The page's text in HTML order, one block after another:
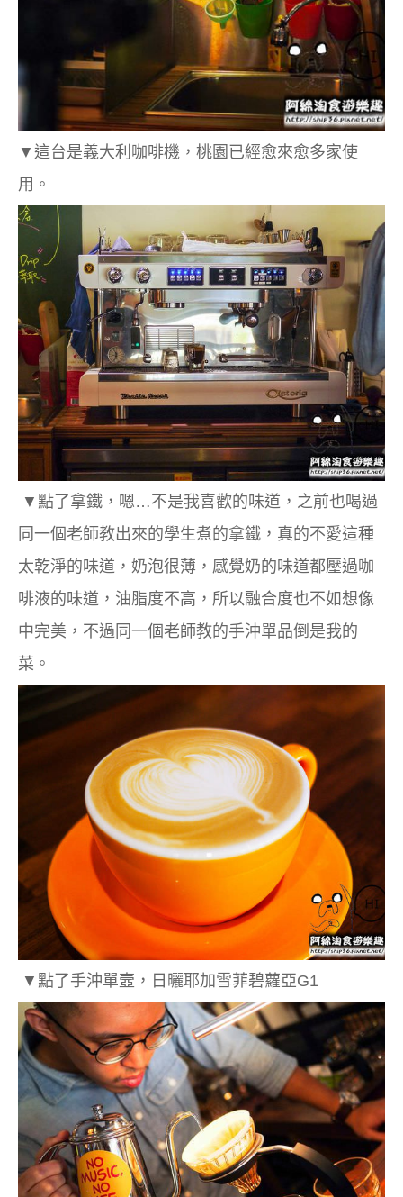
▼這台是義大利咖啡機，桃園已經愈來愈多家使
用。
▼點了拿鐵，嗯…不是我喜歡的味道，之前也喝過
同一個老師教出來的學生煮的拿鐵，真的不愛這種
太乾淨的味道，奶泡很薄，感覺奶的味道都壓過咖
啡液的味道，油脂度不高，所以融合度也不如想像
中完美，不過同一個老師教的手沖單品倒是我的
菜。
▼點了手沖單壼，日曬耶加雪菲碧蘿亞G1